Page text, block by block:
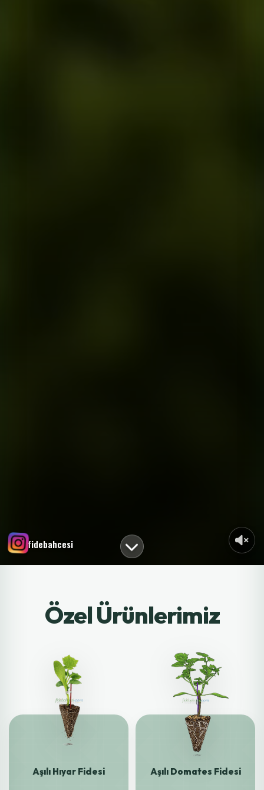
fidebahcesi
Özel Ürünlerimiz
Aşılı Hıyar Fidesi Aşılı Domates Fidesi